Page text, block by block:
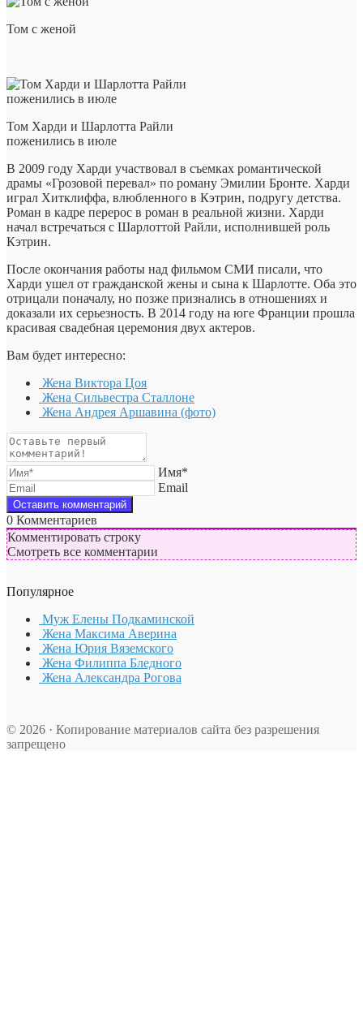
Том с женой
Том Харди и Шарлотта Райли
поженились в июле
В 2009 году Харди участвовал в съемках романтической
драмы «Грозовой перевал» по роману Эмилии Бронте. Харди
играл Хитклиффа, влюбленного в Кэтрин, подругу детства.
Роман в кадре перерос в роман в реальной жизни. Харди
начал встречаться с Шарлоттой Райли, исполнившей роль
Кэтрин.
После окончания работы над фильмом СМИ писали, что
Харди ушел от гражданской жены и сына к Шарлотте. Оба это
отрицали поначалу, но позже признались в отношениях и
доказали их серьезность. В 2014 году на юге Франции прошла
красивая свадебная церемония двух актеров.
Вам будет интересно:
Жена Виктора Цоя
Жена Сильвестра Сталлоне
Жена Андрея Аршавина (фото)
Имя*
Email
0 Комментариев
Комментировать строку
Смотреть все комментарии
Популярное
Муж Елены Подкаминской
Жена Максима Аверина
Жена Юрия Вяземского
Жена Филиппа Бледного
Жена Александра Рогова
© 2026 · Копирование материалов сайта без разрешения
запрещено